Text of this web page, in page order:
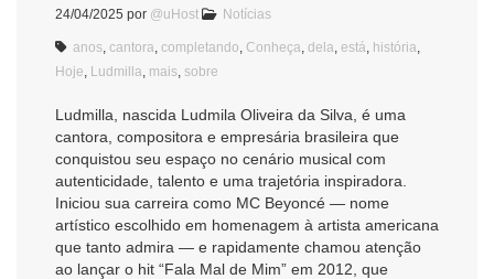
24/04/2025 por @uHost Notícias
anos cantora completando Conheça dela está história
Hoje Ludmilla mais sobre
Ludmilla, nascida Ludmila Oliveira da Silva, é uma
cantora, compositora e empresária brasileira que
conquistou seu espaço no cenário musical com
autenticidade, talento e uma trajetória inspiradora.
Iniciou sua carreira como MC Beyoncé — nome
artístico escolhido em homenagem à artista americana
que tanto admira — e rapidamente chamou atenção
ao lançar o hit “Fala Mal de Mim” em 2012, que